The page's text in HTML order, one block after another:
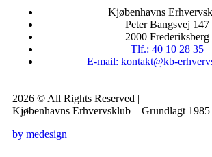
Kjøbenhavns
Peter Bangsvej 147
2000 Frederiksberg
Tlf.: 40 10 28 35
E-mail: kontakt@kb-
2026 © All Rights Reserved |
Kjøbenhavns Erhvervsklub – Grundlagt 1985
by medesign